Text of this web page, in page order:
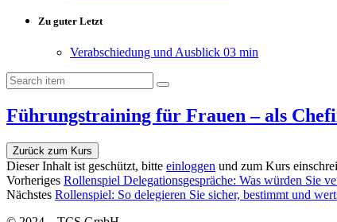
Zu guter Letzt
Verabschiedung und Ausblick 03 min
Führungstraining für Frauen – als
Zurück zum Kurs
Dieser Inhalt ist geschützt, bitte einloggen und zum Kurs
Vorheriges Rollenspiel Delegationsgespräche: Was würden Sie
Nächstes Rollenspiel: So delegieren Sie sicher, bestimmt und